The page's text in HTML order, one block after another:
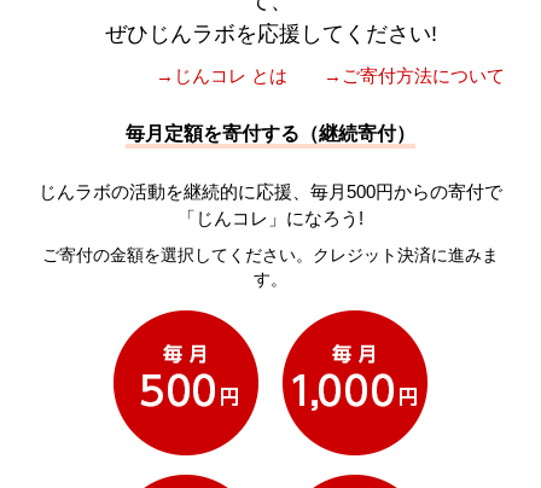
ぜひじんラボを応援してください!
→じんコレ とは →ご寄付方法について
毎月定額を寄付する（継続寄付）
じんラボの活動を継続的に応援、毎月500円からの寄付で
「じんコレ」になろう!
ご寄付の金額を選択してください。クレジット決済に進みま
す。